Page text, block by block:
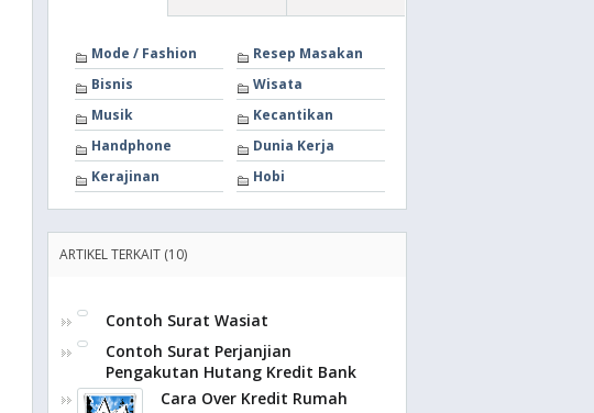
Mode / Fashion
Resep Masakan
Bisnis
Wisata
Musik
Kecantikan
Handphone
Dunia Kerja
Kerajinan
Hobi
ARTIKEL TERKAIT (10)
Contoh Surat Wasiat
Contoh Surat Perjanjian
Pengakutan Hutang Kredit Bank
Cara Over Kredit Rumah